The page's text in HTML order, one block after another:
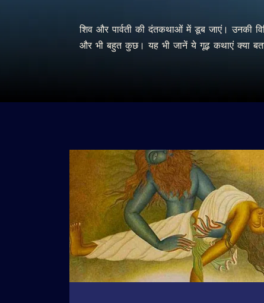
शिव और पार्वती की दंतकथाओं में डूब जाएं। उनकी
और भी बहुत कुछ। यह भी जानें ये गूढ़ कथाएं क्या